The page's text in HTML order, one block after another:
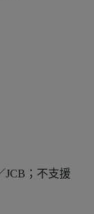
JCB；不支援